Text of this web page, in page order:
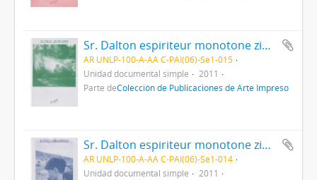
Sr. Dalton espiriteur monotone zine - Vol. 4
AR UNLP-100-A-AA C-PAI(06)-Se1-015
Unidad documental simple
2011
Parte deColección de Publicaciones de Arte Impreso
Sr. Dalton espiriteur monotone zine - Vol. 2
AR UNLP-100-A-AA C-PAI(06)-Se1-014
Unidad documental simple
2011